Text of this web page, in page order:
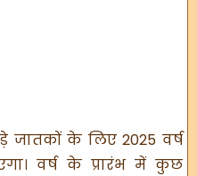
के लिए 2025 वर्ष
वर्ष के प्रारंभ में कुछ